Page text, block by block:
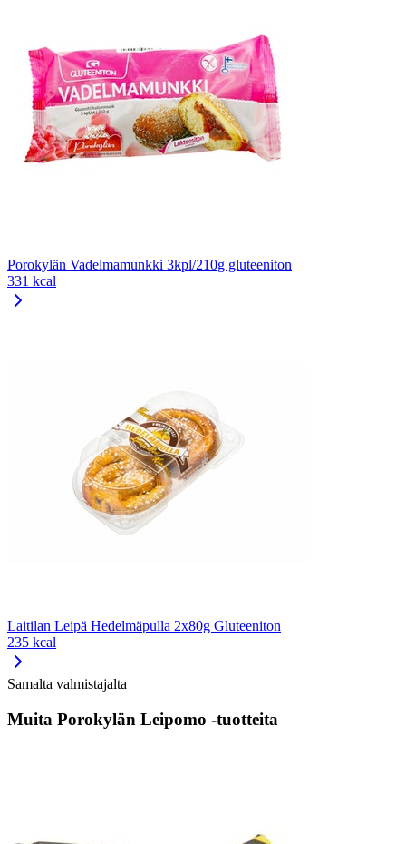
Porokylän Vadelmamunkki 3kpl/210g gluteeniton
331 kcal
Laitilan Leipä Hedelmäpulla 2x80g Gluteeniton
235 kcal
Samalta valmistajalta
Muita Porokylän Leipomo -tuotteita